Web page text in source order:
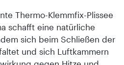
Thermo-Klemmfix-Plissee
schafft eine natürliche
sich beim Schließen der
und sich Luftkammern